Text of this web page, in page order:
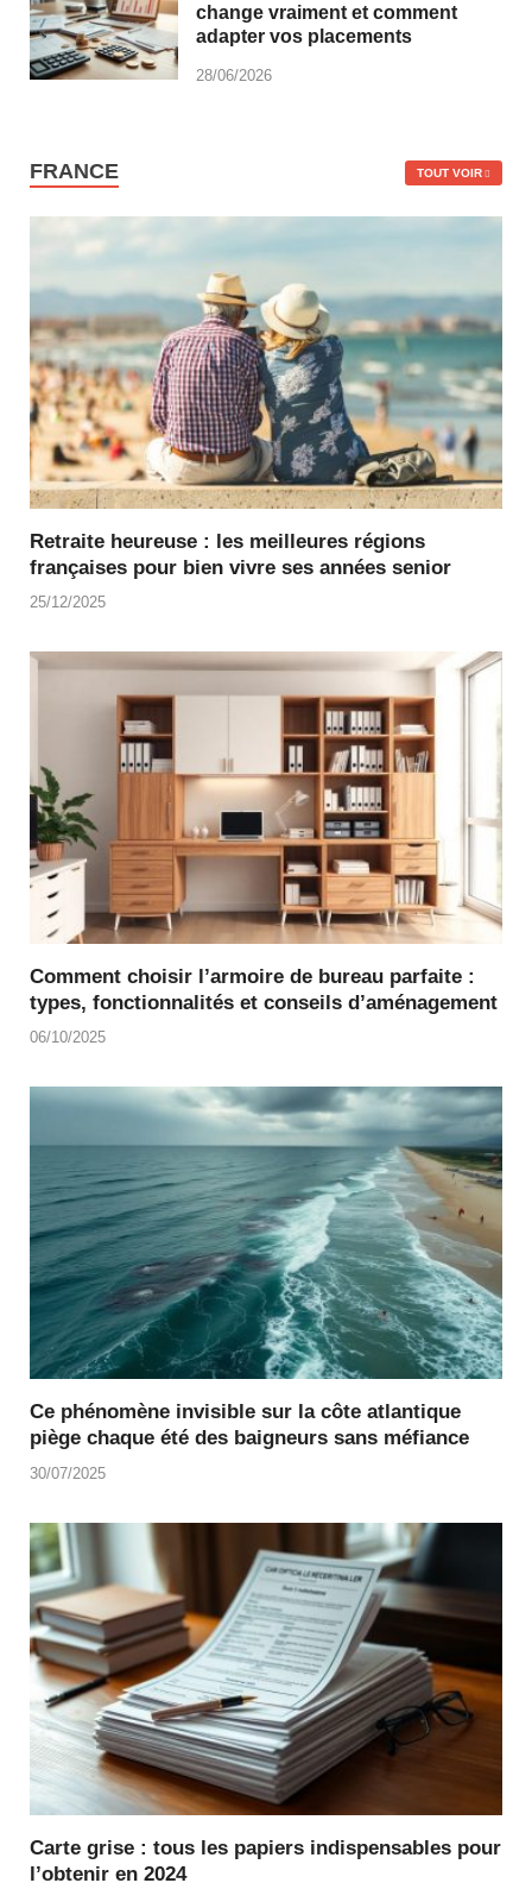
change vraiment et comment
adapter vos placements
28/06/2026
FRANCE TOUT VOIR
Retraite heureuse : les meilleures régions
françaises pour bien vivre ses années senior
25/12/2025
Comment choisir l’armoire de bureau parfaite :
types, fonctionnalités et conseils d’aménagement
06/10/2025
Ce phénomène invisible sur la côte atlantique
piège chaque été des baigneurs sans méfiance
30/07/2025
Carte grise : tous les papiers indispensables pour
l’obtenir en 2024